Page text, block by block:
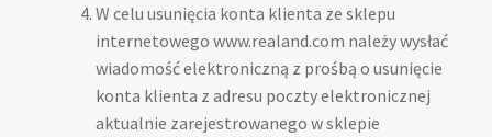
Referencje
Regulamin sklepu
W celu usunięcia konta klienta ze sklepu
internetowego www.realand.com należy wysłać
wiadomość elektroniczną z prośbą o usunięcie
konta klienta z adresu poczty elektronicznej
aktualnie zarejestrowanego w sklepie